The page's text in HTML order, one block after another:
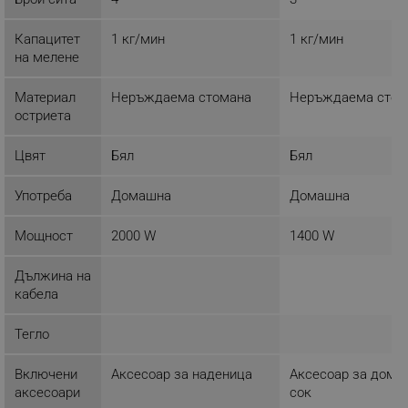
Капацитет
на мелене
1 кг/мин 1 кг/мин
Материал
остриета
Неръждаема стомана Неръждаема
Цвят Бял Бял
Употреба Домашна Домашна
Мощност 2000 W 1400 W
Дължина на
кабела
Тегло
Включени
аксесоари
Аксесоар за наденица
Аксесоар за
сок
Таргетиране
потребителско влизане и управление на
click_code_ps
.alleop.bg